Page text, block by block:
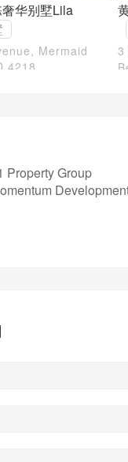
华别墅Lila
Mermaid
4218
3
Property Group